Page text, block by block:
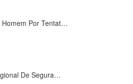
Homem Por Tentat…
De Segura…